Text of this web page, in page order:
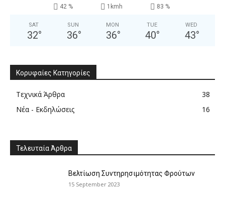
42 % 1kmh 83 %
SAT
32°
SUN
36°
MON
36°
TUE
40°
WED
43°
Κορυφαίες Κατηγορίες
Τεχνικά Άρθρα
38
Νέα - Εκδηλώσεις
16
Τελευταία Άρθρα
Βελτίωση Συντηρησιμότητας Φρούτων
15 September 2023